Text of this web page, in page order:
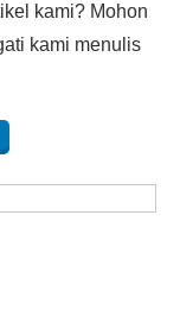
kami? Mohon
kami menulis